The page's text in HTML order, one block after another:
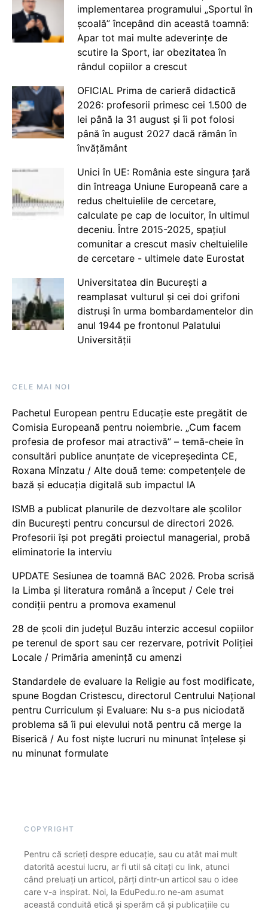
implementarea programului „Sportul în
școală” începând din această toamnă:
Apar tot mai multe adeverințe de
scutire la Sport, iar obezitatea în
rândul copiilor a crescut
OFICIAL Prima de carieră didactică
2026: profesorii primesc cei 1.500 de
lei până la 31 august și îi pot folosi
până în august 2027 dacă rămân în
învățământ
Unici în UE: România este singura țară
din întreaga Uniune Europeană care a
redus cheltuielile de cercetare,
calculate pe cap de locuitor, în ultimul
deceniu. Între 2015-2025, spațiul
comunitar a crescut masiv cheltuielile
de cercetare - ultimele date Eurostat
Universitatea din București a
reamplasat vulturul și cei doi grifoni
distruși în urma bombardamentelor din
anul 1944 pe frontonul Palatului
Universității
CELE MAI NOI
Pachetul European pentru Educație este pregătit de
Comisia Europeană pentru noiembrie. „Cum facem
profesia de profesor mai atractivă” – temă-cheie în
consultări publice anunțate de vicepreședinta CE,
Roxana Mînzatu / Alte două teme: competențele de
bază și educația digitală sub impactul IA
ISMB a publicat planurile de dezvoltare ale școlilor
din București pentru concursul de directori 2026.
Profesorii își pot pregăti proiectul managerial, probă
eliminatorie la interviu
UPDATE Sesiunea de toamnă BAC 2026. Proba scrisă
la Limba și literatura română a început / Cele trei
condiții pentru a promova examenul
28 de școli din județul Buzău interzic accesul copiilor
pe terenul de sport sau cer rezervare, potrivit Poliției
Locale / Primăria amenință cu amenzi
Standardele de evaluare la Religie au fost modificate,
spune Bogdan Cristescu, directorul Centrului Național
pentru Curriculum și Evaluare: Nu s-a pus niciodată
problema să îi pui elevului notă pentru că merge la
Biserică / Au fost niște lucruri nu minunat înțelese și
nu minunat formulate
COPYRIGHT
Pentru că scrieți despre educație, sau cu atât mai mult
datorită acestui lucru, ar fi util să citați cu link, atunci
când preluați un articol, părți dintr-un articol sau o idee
care v-a inspirat. Noi, la EduPedu.ro ne-am asumat
această conduită etică și sperăm că și publicațiile cu